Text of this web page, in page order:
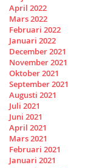
April 2022
Mars 2022
Februari 2022
Januari 2022
December 2021
November 2021
Oktober 2021
September 2021
Augusti 2021
Juli 2021
Juni 2021
April 2021
Mars 2021
Februari 2021
Januari 2021